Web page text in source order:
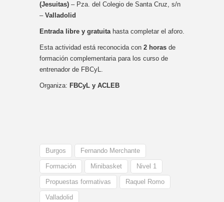
(Jesuitas) – Pza. del Colegio de Santa Cruz, s/n
– Valladolid
Entrada libre y gratuitahasta completar el aforo.
Esta actividad está reconocida con 2 horas de
formación complementaria para los curso de
entrenador de FBCyL.
Organiza: FBCyL y ACLEB
Burgos Fernando Merchante
Formación Minibasket Nivel 1
Propuestas formativas Raquel Romo
Valladolid